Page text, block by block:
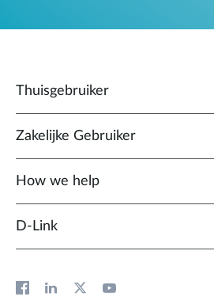
Thuisgebruiker
Zakelijke Gebruiker
How we help
D‑Link